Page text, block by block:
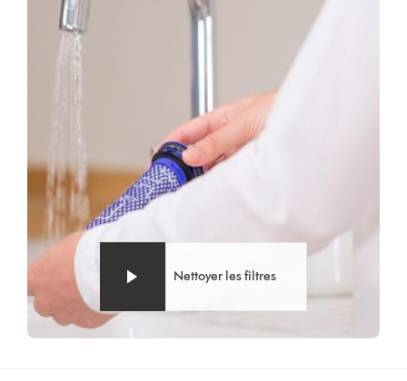
la
vidéo
Nettoyer les filtres